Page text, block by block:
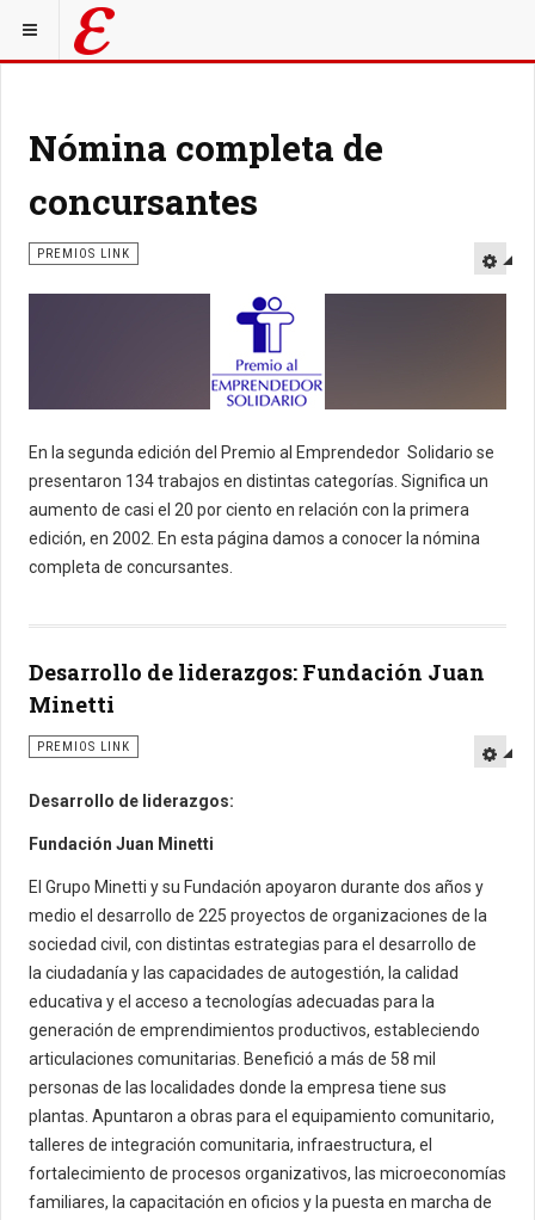
Nómina completa de
concursantes
PREMIOS LINK
En la segunda edición del Premio al Emprendedor Solidario se
presentaron 134 trabajos en distintas categorías. Significa un
aumento de casi el 20 por ciento en relación con la primera
edición, en 2002. En esta página damos a conocer la nómina
completa de concursantes.
Desarrollo de liderazgos: Fundación Juan
Minetti
PREMIOS LINK
Desarrollo de liderazgos:
Fundación Juan Minetti
El Grupo Minetti y su Fundación apoyaron durante dos años y
medio el desarrollo de 225 proyectos de organizaciones de la
sociedad civil, con distintas estrategias para el desarrollo de
la ciudadanía y las capacidades de autogestión, la calidad
educativa y el acceso a tecnologías adecuadas para la
generación de emprendimientos productivos, estableciendo
articulaciones comunitarias. Benefició a más de 58 mil
personas de las localidades donde la empresa tiene sus
plantas. Apuntaron a obras para el equipamiento comunitario,
talleres de integración comunitaria, infraestructura, el
fortalecimiento de procesos organizativos, las microeconomías
familiares, la capacitación en oficios y la puesta en marcha de